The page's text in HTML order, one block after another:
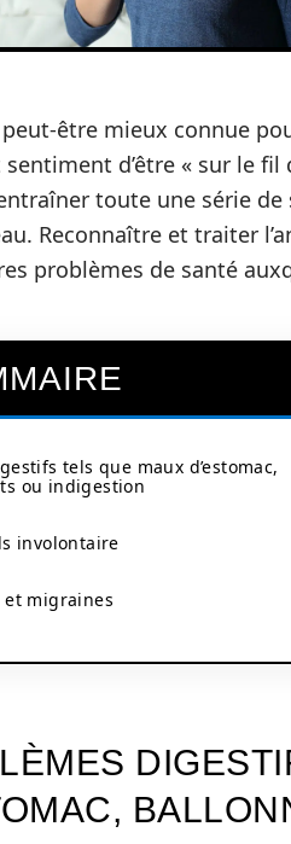
peut-être mieux connue
d’être « sur le
toute une série
Reconnaître et traiter
problèmes de santé
tels que maux d’estomac,
ou indigestion
involontaire
et migraines